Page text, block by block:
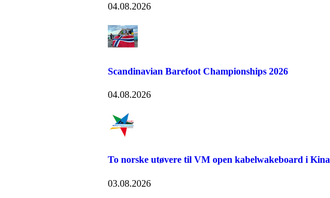
04.08.2026
Scandinavian Barefoot Championships 2026
04.08.2026
To norske utøvere til VM open kabelwakeboard i Kina
03.08.2026